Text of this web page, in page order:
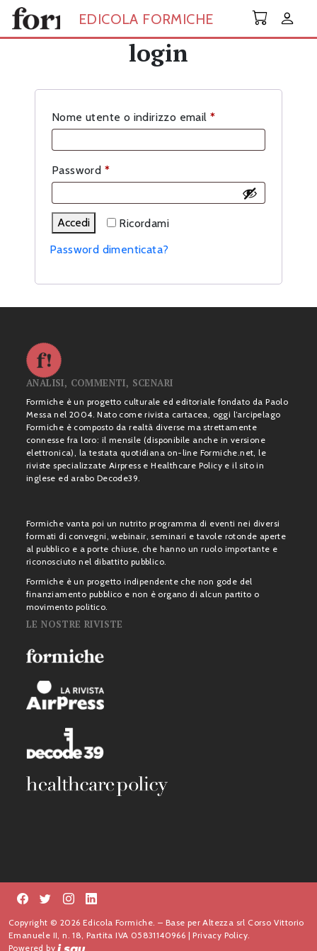
Skip to main content
EDICOLA FORMICHE
login
Nome utente o indirizzo email *Richiesto
Password *Richiesto
Ricordami
Accedi
Password dimenticata?
ANALISI, COMMENTI, SCENARI
Formiche è un progetto culturale ed editoriale fondato da Paolo
Messa nel 2004. Nato come rivista cartacea, oggi l’arcipelago
Formiche è composto da realtà diverse ma strettamente
connesse fra loro: il mensile (disponibile anche in versione
elettronica), la testata quotidiana on-line Formiche.net, le
riviste specializzate Airpress e Healthcare Policy e il sito in
inglese ed arabo Decode39.
Formiche vanta poi un nutrito programma di eventi nei diversi
formati di convegni, webinair, seminari e tavole rotonde aperte
al pubblico e a porte chiuse, che hanno un ruolo importante e
riconosciuto nel dibattito pubblico.
Formiche è un progetto indipendente che non gode del
finanziamento pubblico e non è organo di alcun partito o
movimento politico.
LE NOSTRE RIVISTE
Copyright © 2026 Edicola Formiche. – Base per Altezza srl Corso Vittorio
Emanuele II, n. 18, Partita IVA 05831140966 |Privacy Policy.
Powered by